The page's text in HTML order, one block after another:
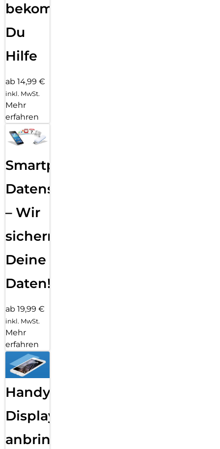
bekommst
Du
Hilfe
ab 14,99 €
inkl. MwSt.
Mehr
erfahren
Smartphone
Datensicherung
– Wir
sichern
Deine
Daten!
ab 19,99 €
inkl. MwSt.
Mehr
erfahren
Handy
Displayfolie
anbringen